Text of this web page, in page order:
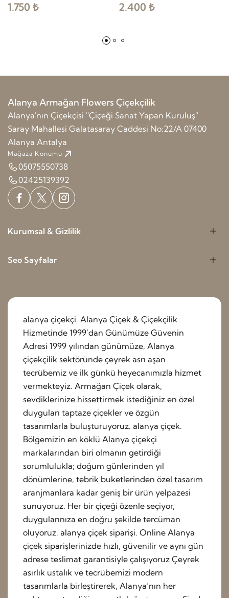
1.750 ₺ 2.400 ₺
Alanya Armağan Flowers Çiçekçilik
Alanya'nın Çiçekçisi ''Çiçeği Sanat Yapan Kuruluş''
Saray Mahallesi Galatasaray Caddesi No:22/A 07400
Alanya Antalya
Mağaza Konumu
05075550738
02425139392
Kurumsal & Gizlilik
Seo Sayfalar
alanya çiçekçi. Alanya Çiçek & Çiçekçilik
Hizmetinde 1999’dan Günümüze Güvenin
Adresi 1999 yılından günümüze, Alanya
çiçekçilik sektöründe çeyrek asrı aşan
tecrübemiz ve ilk günkü heyecanımızla hizmet
vermekteyiz. Armağan Çiçek olarak,
sevdiklerinize hissettirmek istediğiniz en özel
duyguları taptaze çiçekler ve özgün
tasarımlarla buluşturuyoruz. alanya çiçek.
Bölgemizin en köklü Alanya çiçekçi
markalarından biri olmanın getirdiği
sorumlulukla; doğum günlerinden yıl
dönümlerine, tebrik buketlerinden özel tasarım
aranjmanlara kadar geniş bir ürün yelpazesi
sunuyoruz. Her bir çiçeği özenle seçiyor,
duygularınıza en doğru şekilde tercüman
oluyoruz. alanya çiçek siparişi. Online Alanya
çiçek siparişlerinizde hızlı, güvenilir ve aynı gün
adrese teslimat garantisiyle çalışıyoruz Çeyrek
asırlık ustalık ve tecrübemizi modern
tasarımlarla birleştirerek, Alanya’nın her